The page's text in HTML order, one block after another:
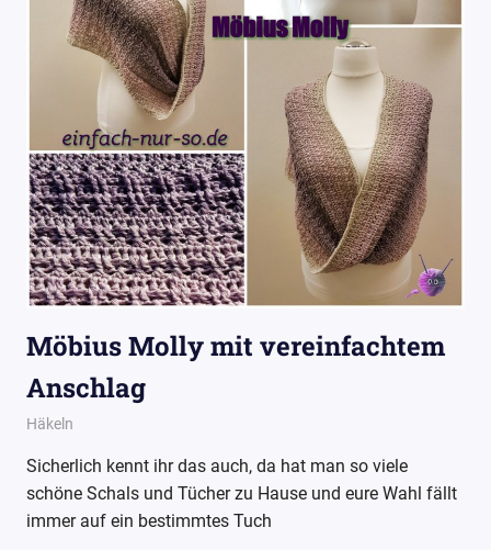
Möbius Molly mit vereinfachtem
Anschlag
15. April 2017
Wollpoesie
Häkeln
Sicherlich kennt ihr das auch, da hat man so viele
schöne Schals und Tücher zu Hause und eure Wahl fällt
immer auf ein bestimmtes Tuch